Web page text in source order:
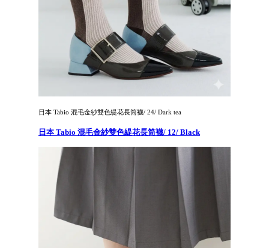
日本 Tabio 混毛金紗雙色緹花長筒襪/ 24/ Dark tea
日本 Tabio 混毛金紗雙色緹花長筒襪/ 12/ Black